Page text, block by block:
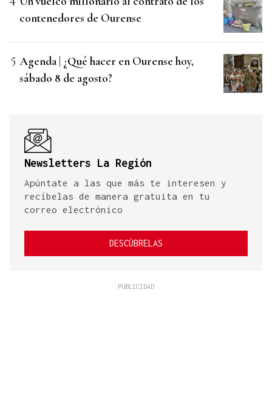
contenedores de Ourense
Agenda | ¿Qué hacer en Ourense hoy,
sábado 8 de agosto?
Newsletters La Región
Apúntate a las que más te interesen y
recíbelas de manera gratuita en tu
correo electrónico
DESCÚBRELAS